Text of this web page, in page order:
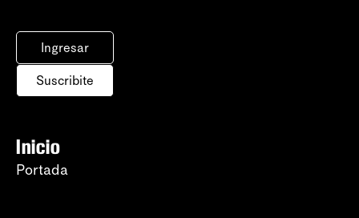
Ingresar
Suscribite
Inicio
Portada